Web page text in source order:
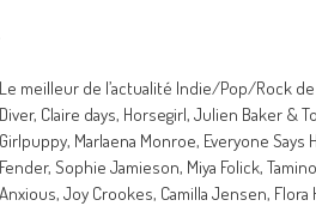
Le meilleur de l’actualité Indie/Pop/Rock de
Diver, Claire days, Horsegirl, Julien Baker &
Girlpuppy, Marlaena Monroe, Everyone Says
Fender, Sophie Jamieson, Miya Folick,
Anxious, Joy Crookes, Camilla Jensen, Flora